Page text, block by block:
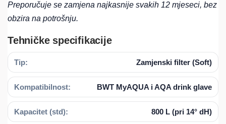
Preporučuje se zamjena najkasnije svakih 12 mjeseci, bez
obzira na potrošnju.
Tehničke specifikacije
Tip: Zamjenski filter (Soft)
Kompatibilnost: BWT MyAQUA i AQA drink glave
Kapacitet (std): 800 L (pri 14° dH)